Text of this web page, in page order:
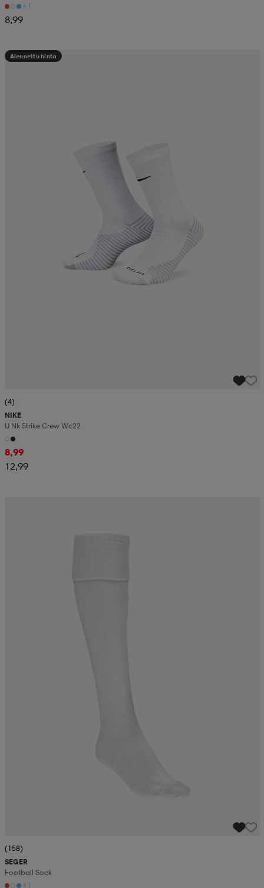
+1
8,99
Alennettu hinta
(4)
NIKE
U Nk Strike Crew Wc22
8,99
12,99
(158)
SEGER
Football Sock
+1